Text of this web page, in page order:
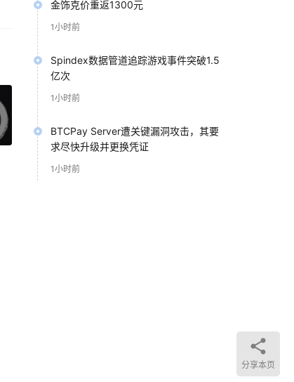
金饰克价重返1300元
1小时前
Spindex数据管道追踪游戏事件突破1.5
亿次
1小时前
BTCPay Server遭关键漏洞攻击，其要
求尽快升级并更换凭证
1小时前
分享本页